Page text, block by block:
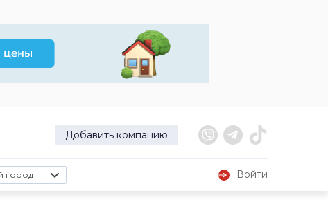
Добавить компанию
город
Войти